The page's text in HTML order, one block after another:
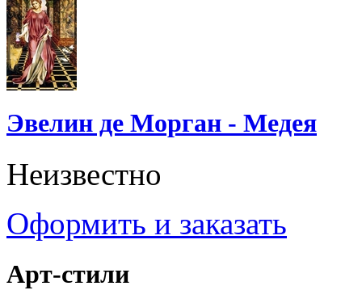
Эвелин де Морган - Медея
Неизвестно
Оформить и заказать
Арт-стили